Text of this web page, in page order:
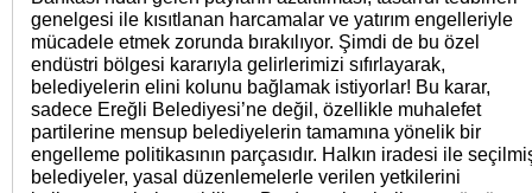
genelgesi ile kısıtlanan harcamalar ve yatırım engelleriyle
mücadele etmek zorunda bırakılıyor. Şimdi de bu özel
endüstri bölgesi kararıyla gelirlerimizi sıfırlayarak,
belediyelerin elini kolunu bağlamak istiyorlar! Bu karar,
sadece Ereğli Belediyesi’ne değil, özellikle muhalefet
partilerine mensup belediyelerin tamamına yönelik bir
engelleme politikasının parçasıdır. Halkın iradesi ile
belediyeler, yasal düzenlemelerle verilen yetkilerini